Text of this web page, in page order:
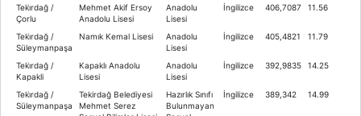
Teki̇rdağ /
Çorlu
Mehmet Akif Ersoy
Anadolu Lisesi
Anadolu
Lisesi
İngilizce 406,7087 11.56
Teki̇rdağ /
Süleymanpaşa
Namık Kemal Lisesi
Anadolu
Lisesi
İngilizce 405,4821 11.79
Teki̇rdağ /
Kapakli
Kapaklı Anadolu
Lisesi
Anadolu
Lisesi
İngilizce 392,9835 14.25
Teki̇rdağ /
Süleymanpaşa
Tekirdağ Belediyesi
Mehmet Serez
Hazırlık Sınıfı
Bulunmayan
İngilizce 389,342 14.99